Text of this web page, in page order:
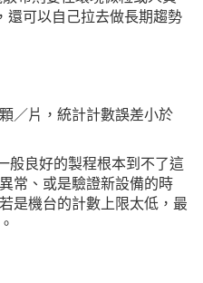
還可以自己拉去做長期趨勢
／片，統計計數誤差小於
般良好的製程根本到不了這
常、或是驗證新設備的時
是機台的計數上限太低，最